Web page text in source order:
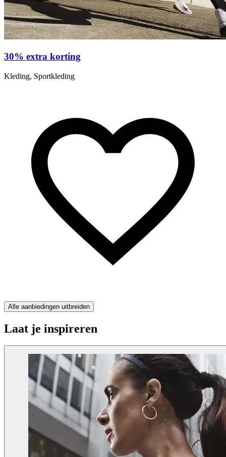
30% extra korting
Kleding, Sportkleding
Alle aanbiedingen uitbreiden
Laat je inspireren